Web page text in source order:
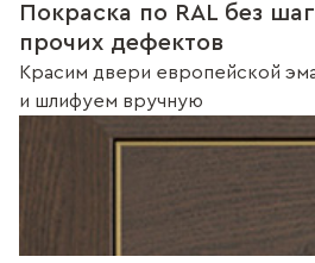
Покраска по RAL без
прочих дефектов
Красим двери европейской
и шлифуем вручную